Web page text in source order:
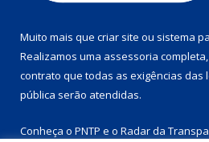
Muito mais que criar site ou sistema
Realizamos uma assessoria
contrato que todas as exigências das
pública serão atendidas.
Conheça o PNTP e o Radar da